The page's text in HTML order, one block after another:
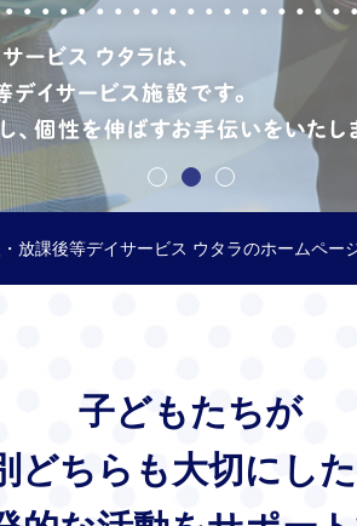
放課後等デイサービス ウタラのホームペー
子どもたちが
どちらも大切にし